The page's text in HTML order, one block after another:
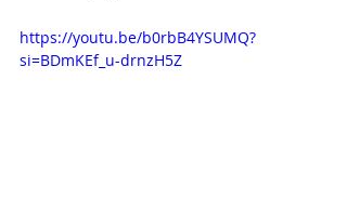
https://youtu.be/b0rbB4YSUMQ?
si=BDmKEf_u-drnzH5Z